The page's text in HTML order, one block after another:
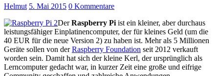
Helmut 5. Mai 2015 0 Kommentare
DerRaspberry Pi ist ein kleiner, aber durchaus
leistungsfähiger Einplatinencomputer, der für kleines Geld (um die
40 EUR für die neue Version 2) zu haben ist. Mehr als 5 Millionen
Geräte sollen von derRaspberry Foundation seit 2012 verkauft
worden sein. Damit hat sich der kleine Kerl, der ursprünglich als
Lerncomputer gedacht war, in kurzer Zeit eine große und eifrige